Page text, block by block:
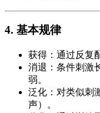
4. 基本规律
获得：通过反复
消退：条件刺激
弱。
泛化：对类似刺
声）。